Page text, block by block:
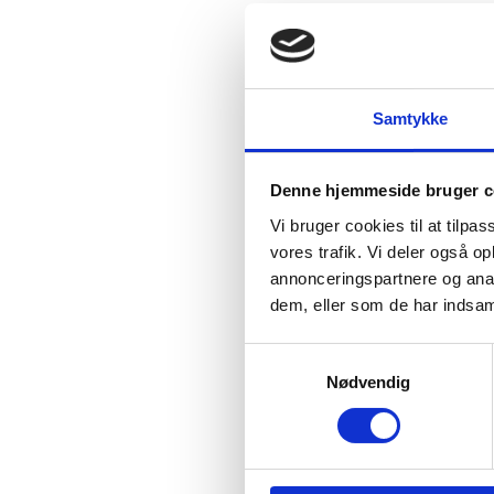
Samtykke
Denne hjemmeside bruger
Vi bruger cookies til at
vores trafik. Vi deler også
annonceringspartnere og
dem, eller som de har
Nødvendig
som
mod
den